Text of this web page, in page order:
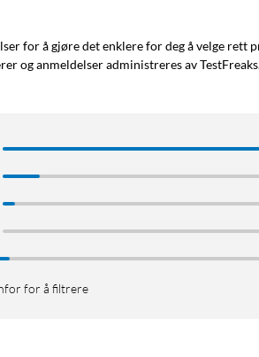
for å gjøre det enklere for deg å velge rett
og anmeldelser administreres av
for å filtrere